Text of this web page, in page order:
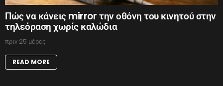
Πώς να κάνεις mirror την οθόνη του κινητού στην
τηλεόραση χωρίς καλώδια
πριν 25 μέρες
READ MORE